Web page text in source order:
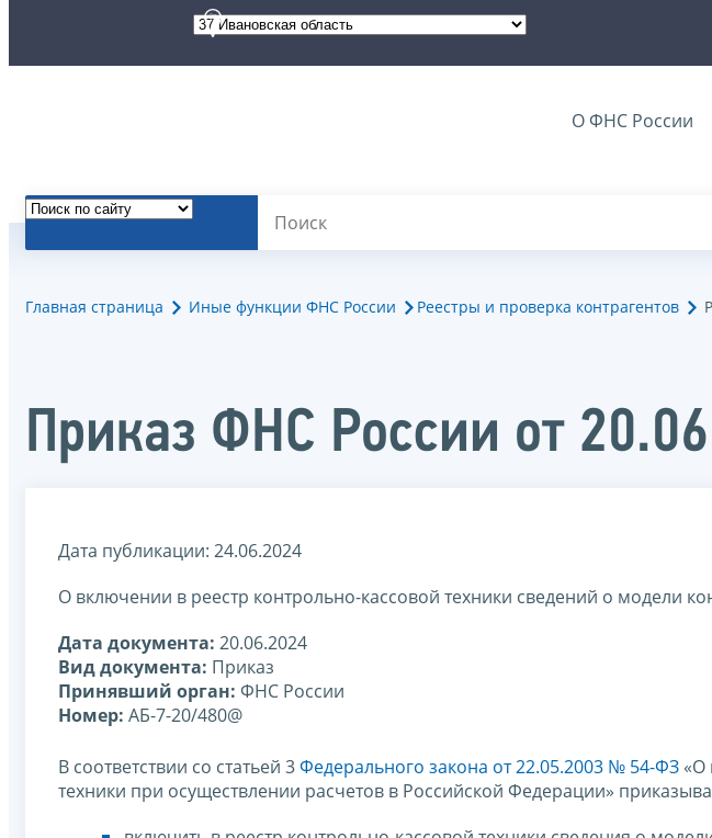
О ФНС России
Главная страница Иные функции ФНС России Реестры и проверка контрагентов
Приказ ФНС России от
Дата публикации: 24.06.2024
О включении в реестр контрольно-кассовой техники сведений о модели
Дата документа: 20.06.2024
Вид документа: Приказ
Принявший орган: ФНС России
Номер: АБ-7-20/480@
В соответствии со статьей 3Федерального закона от 22.05.2003 № 54-ФЗ «О
техники при осуществлении расчетов в Российской Федерации»